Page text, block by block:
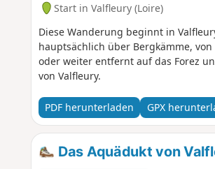
Start in Valfleury (Loire)
Diese Wanderung beginnt in
hauptsächlich über Bergkämme,
oder weiter entfernt auf das Forez
von Valfleury.
PDF herunterladen GPX
Das Aquädukt von